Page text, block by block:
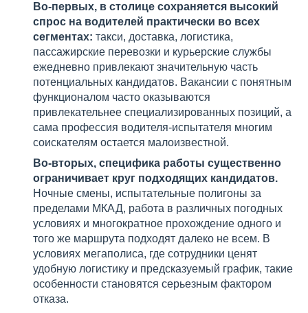
Во-первых, в столице сохраняется высокий
спрос на водителей практически во всех
сегментах: такси, доставка, логистика,
пассажирские перевозки и курьерские службы
ежедневно привлекают значительную часть
потенциальных кандидатов. Вакансии с понятным
функционалом часто оказываются
привлекательнее специализированных позиций, а
сама профессия водителя-испытателя многим
соискателям остается малоизвестной.
Во-вторых, специфика работы существенно
ограничивает круг подходящих кандидатов.
Ночные смены, испытательные полигоны за
пределами МКАД, работа в различных погодных
условиях и многократное прохождение одного и
того же маршрута подходят далеко не всем. В
условиях мегаполиса, где сотрудники ценят
удобную логистику и предсказуемый график, такие
особенности становятся серьезным фактором
отказа.